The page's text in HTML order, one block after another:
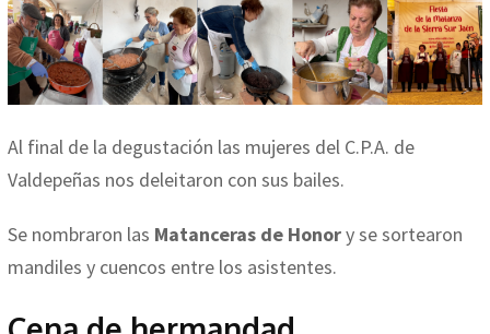
Al final de la degustación las mujeres del C.P.A. de
Valdepeñas nos deleitaron con sus bailes.
Se nombraron las Matanceras de Honory se sortearon
mandiles y cuencos entre los asistentes.